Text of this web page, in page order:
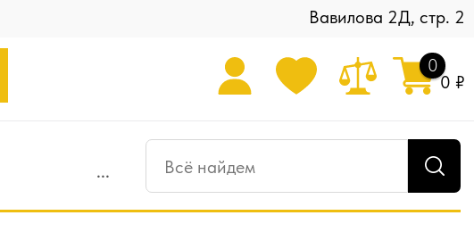
Вавилова 2Д, стр. 2
0
0 ₽
...